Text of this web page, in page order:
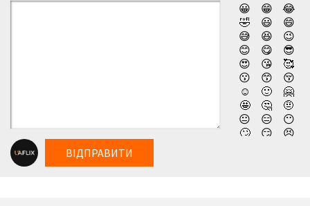
😀
😁
😂
🤣
😃
😄
😅
😆
😉
😊
😋
😎
😍
😘
🥰
😗
😙
😚
☺️
🙂
🤗
🤩
🤔
🤨
😐
😑
😶
🙄
😏
😣
ВІДПРАВИТИ